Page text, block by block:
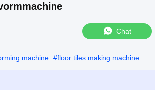
Chat
machine #floor tiles making machine